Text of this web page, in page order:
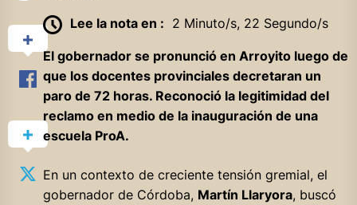
Lee la nota en : 2 Minuto/s, 22 Segundo/s
El gobernador se pronunció en Arroyito luego de
que los docentes provinciales decretaran un
paro de 72 horas. Reconoció la legitimidad del
reclamo en medio de la inauguración de una
escuela ProA.
En un contexto de creciente tensión gremial, el
gobernador de Córdoba, Martín Llaryora, buscó